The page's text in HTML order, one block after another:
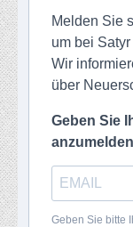
Melden Sie
um bei
Wir
über
Geben Sie
anzumelden
Geben Sie bitte